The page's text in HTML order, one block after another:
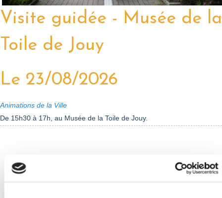
Visite guidée - Musée de la
Toile de Jouy
Le 23/08/2026
Animations de la Ville
De 15h30 à 17h, au Musée de la Toile de Jouy.
Dimanche 23 août - Visite guidée des collections permanentes
du Musée avec un guide-conférencier
De 15h30 à 17h, au Musée de la Toile de Jouy